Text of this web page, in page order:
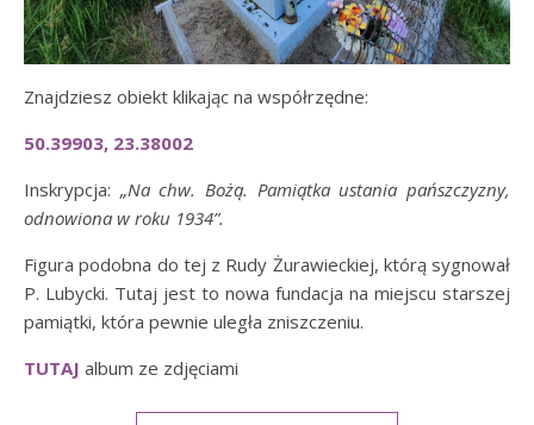
Znajdziesz obiekt klikając na współrzędne:
50.39903, 23.38002
Inskrypcja: „Na chw. Bożą. Pamiątka ustania pańszczyzny,
odnowiona w roku 1934”.
Figura podobna do tej z Rudy Żurawieckiej, którą sygnował
P. Lubycki. Tutaj jest to nowa fundacja na miejscu starszej
pamiątki, która pewnie uległa zniszczeniu.
TUTAJ album ze zdjęciami